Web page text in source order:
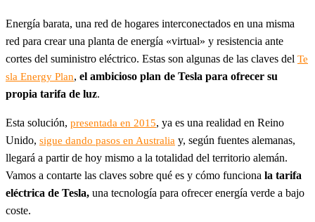
Energía barata, una red de hogares interconectados en una misma
red para crear una planta de energía «virtual» y resistencia ante
cortes del suministro eléctrico. Estas son algunas de las claves del Te
sla Energy Plan, el ambicioso plan de Tesla para ofrecer su
propia tarifa de luz.
Esta solución, presentada en 2015, ya es una realidad en Reino
Unido, sigue dando pasos en Australia y, según fuentes alemanas,
llegará a partir de hoy mismo a la totalidad del territorio alemán.
Vamos a contarte las claves sobre qué es y cómo funciona la tarifa
eléctrica de Tesla, una tecnología para ofrecer energía verde a bajo
coste.